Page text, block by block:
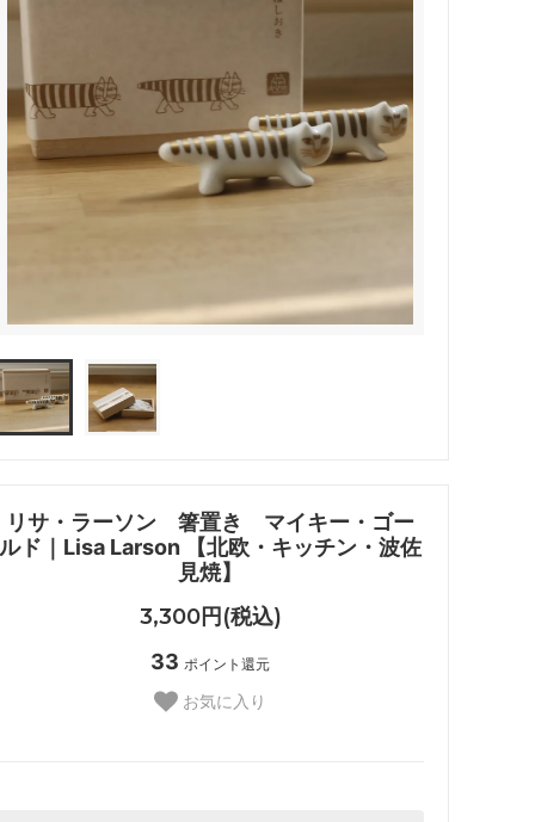
リサ・ラーソン 箸置き マイキー・ゴー
ルド｜Lisa Larson 【北欧・キッチン・波佐
見焼】
3,300円(税込)
33 ポイント還元
お気に入り